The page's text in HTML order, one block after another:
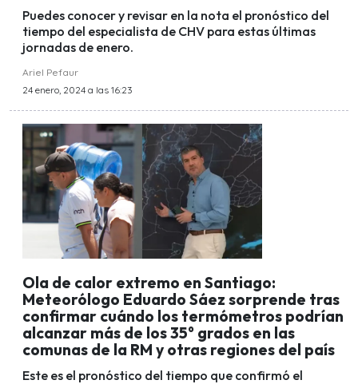
Puedes conocer y revisar en la nota el pronóstico del
tiempo del especialista de CHV para estas últimas
jornadas de enero.
Ariel Pefaur
24 enero, 2024 a las 16:23
Ola de calor extremo en Santiago:
Meteorólogo Eduardo Sáez sorprende tras
confirmar cuándo los termómetros podrían
alcanzar más de los 35° grados en las
comunas de la RM y otras regiones del país
Este es el pronóstico del tiempo que confirmó el